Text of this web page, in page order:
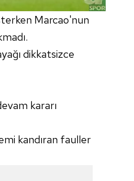
Çerezlere
Aydınlatma Metnimizi
Marcao'nun
dikkatsizce
kararı
kandıran fauller